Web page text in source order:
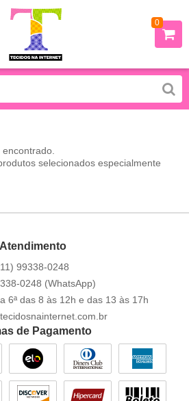
0
selecionados especialmente
Atendimento
99338-0248
0248 (WhatsApp)
6ª das 8 às 12h e das 13 às 17h
de Pagamento